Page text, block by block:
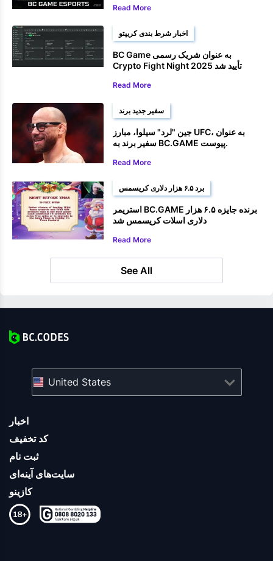
Read More
اخبار شرط بندی کریپتو
BC Game به عنوان شریک رسمی
Crypto Fight Night 2025 تأیید شد
Read More
سفیر جدید برند
جین "لرد" سیلوا، مبارز UFC، به عنوان
سفیر برند به BC.GAME پیوست.
Read More
برد ۶.۵ هزار دلاری کریسمس
استریمر BC.GAME برنده جایزه ۶.۵ هزار
دلاری اسلات کریسمس شد
Read More
See All
اخبار
کد تخفیف
ثبت نام
سایت‌های آینه‌ای
کازینو
United States